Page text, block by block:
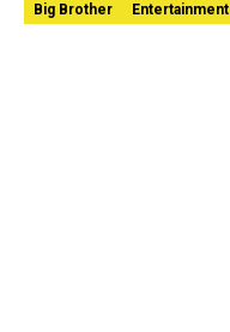
Big Brother Entertainment